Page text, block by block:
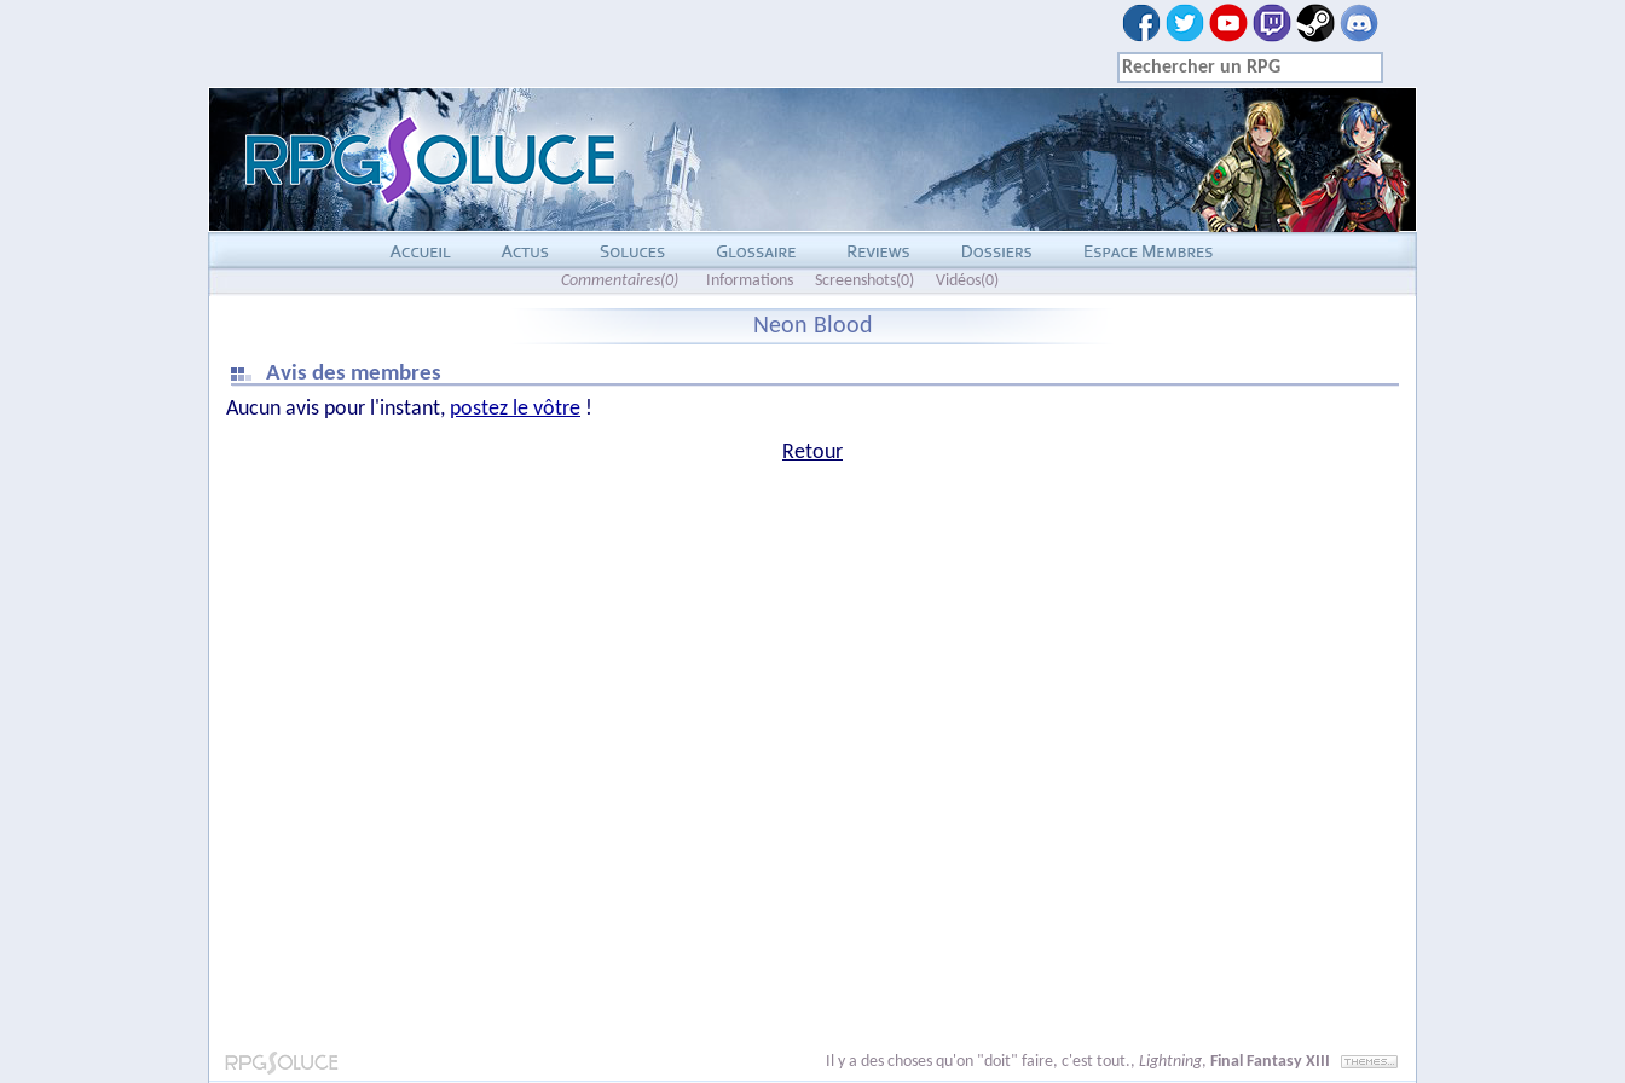
Commentaires(0) Informations Screenshots(0) Vidéos(0)
Neon Blood
Avis des membres
Aucun avis pour l'instant, postez le vôtre !
Retour
Il y a des choses qu'on "doit" faire, c'est tout., Lightning, Final Fantasy XIII